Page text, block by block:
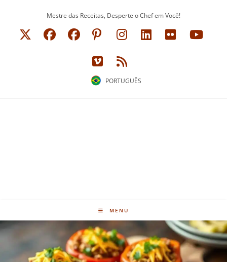
Mestre das Receitas, Desperte o Chef em Você!
PORTUGUÊS
MENU